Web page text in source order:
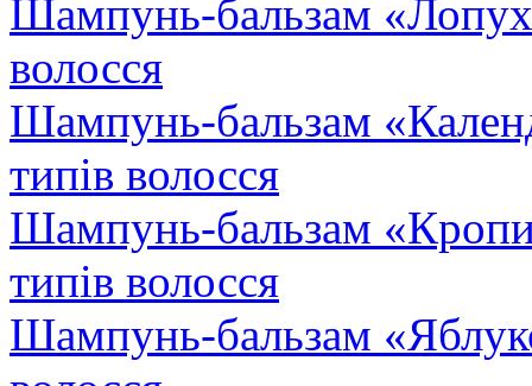
Шампунь-бальзам
волосся
Шампунь-бальзам
типів волосся
Шампунь-бальзам
типів волосся
Шампунь-бальзам